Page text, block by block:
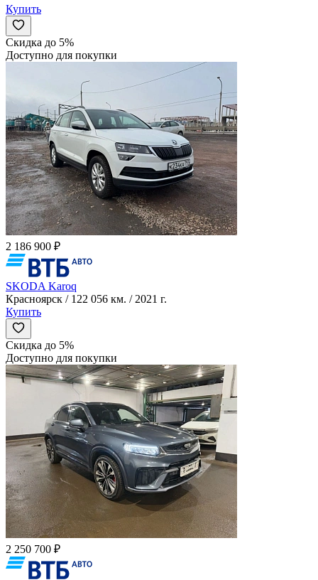
Купить
Скидка до 5%
Доступно для покупки
2 186 900 ₽
SKODA Karoq
Красноярск / 122 056 км. / 2021 г.
Купить
Скидка до 5%
Доступно для покупки
2 250 700 ₽